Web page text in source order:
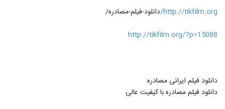
http://tikfilm.org/ دانلود-فیلم-مصادره/
http://tikfilm.org/?p=15088
دانلود فیلم ایرانی مصادره
دانلود فیلم مصادره با کیفیت عالی